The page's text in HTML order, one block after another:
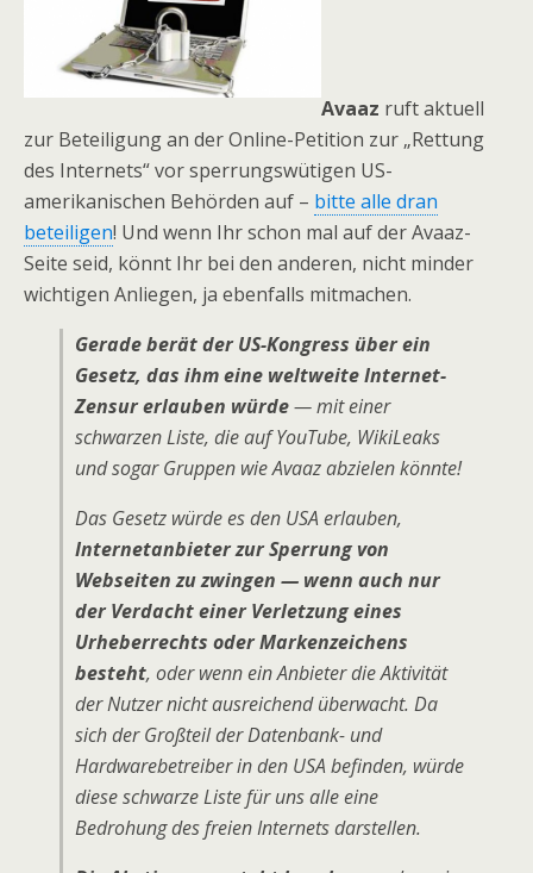
Avaaz ruft aktuell
zur Beteiligung an der Online-Petition zur „Rettung
des Internets“ vor sperrungswütigen US-
amerikanischen Behörden auf – bitte alle dran
beteiligen! Und wenn Ihr schon mal auf der Avaaz-
Seite seid, könnt Ihr bei den anderen, nicht minder
wichtigen Anliegen, ja ebenfalls mitmachen.
Gerade berät der US-Kongress über ein
Gesetz, das ihm eine weltweite Internet-
Zensur erlauben würde— mit einer
schwarzen Liste, die auf YouTube, WikiLeaks
und sogar Gruppen wie Avaaz abzielen könnte!
Das Gesetz würde es den USA erlauben,
Internetanbieter zur Sperrung von
Webseiten zu zwingen — wenn auch nur
der Verdacht einer Verletzung eines
Urheberrechts oder Markenzeichens
besteht, oder wenn ein Anbieter die Aktivität
der Nutzer nicht ausreichend überwacht. Da
sich der Großteil der Datenbank- und
Hardwarebetreiber in den USA befinden, würde
diese schwarze Liste für uns alle eine
Bedrohung des freien Internets darstellen.